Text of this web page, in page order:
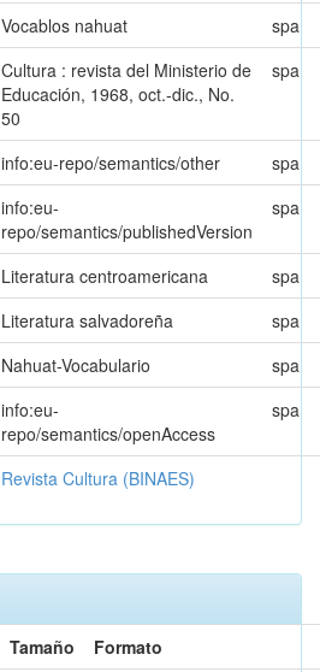
Vocablos nahuat
spa
Cultura : revista del Ministerio de
Educación, 1968, oct.-dic., No.
50
spa
info:eu-repo/semantics/other
spa
info:eu-
repo/semantics/publishedVersion
spa
Literatura centroamericana
spa
Literatura salvadoreña
spa
Nahuat-Vocabulario
spa
info:eu-
repo/semantics/openAccess
spa
Revista Cultura (BINAES)
Tamaño
Formato